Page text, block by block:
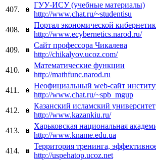
407.
ГУУ-ИСУ (учебные материалы)
http://www.chat.ru/~studentisu
408.
Портал экономической
http://www.ecybernetics.narod.ru/
409.
Сайт профессора Чикалева
http://chikalyov.ucoz.com/
410.
Математические функции
http://mathfunc.narod.ru
411.
Неофициальный web-сайт
http://www.chat.ru/~spb_mgup
412.
Казанский исламский университет
http://www.kazankiu.ru/
413.
Харьковская национальная
http://www.kname.edu.ua
414.
Территория тренинга,
http://uspehatop.ucoz.net